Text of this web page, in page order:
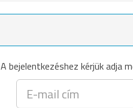
A bejelentkezéshez kérjük adja